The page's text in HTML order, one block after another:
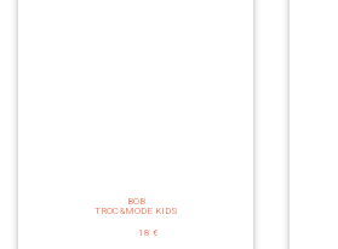
BOB
TROC&MODE KIDS
18 €